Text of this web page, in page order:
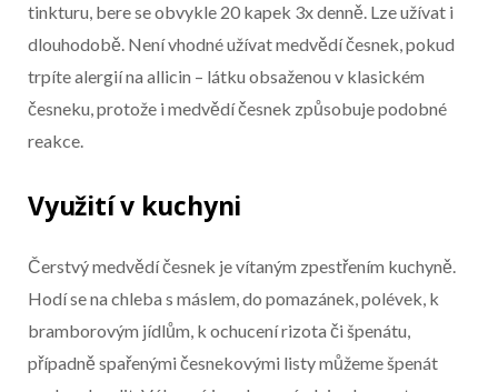
tinkturu, bere se obvykle 20 kapek 3x denně. Lze užívat i
dlouhodobě. Není vhodné užívat medvědí česnek, pokud
trpíte alergií na allicin – látku obsaženou v klasickém
česneku, protože i medvědí česnek způsobuje podobné
reakce.
Využití v kuchyni
Čerstvý medvědí česnek je vítaným zpestřením kuchyně.
Hodí se na chleba s máslem, do pomazánek, polévek, k
bramborovým jídlům, k ochucení rizota či špenátu,
případně spařenými česnekovými listy můžeme špenát